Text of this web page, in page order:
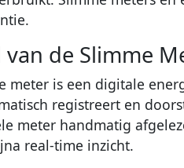
van de Slimme
meter is een digitale
registreert en
meter handmatig
real-time inzicht.